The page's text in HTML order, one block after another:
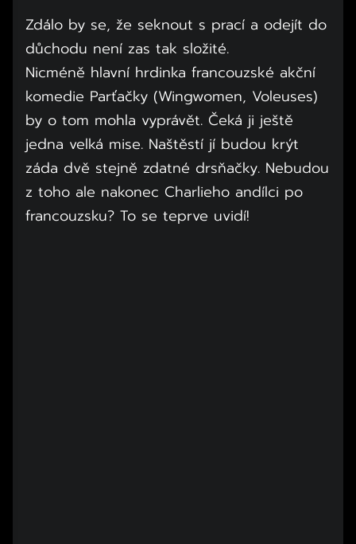
Zdálo by se, že seknout s prací a odejít do
důchodu není zas tak složité.
Nicméně hlavní hrdinka francouzské akční
komedie Parťačky (Wingwomen, Voleuses)
by o tom mohla vyprávět. Čeká ji ještě
jedna velká mise. Naštěstí jí budou krýt
záda dvě stejně zdatné drsňačky. Nebudou
z toho ale nakonec Charlieho andílci po
francouzsku? To se teprve uvidí!